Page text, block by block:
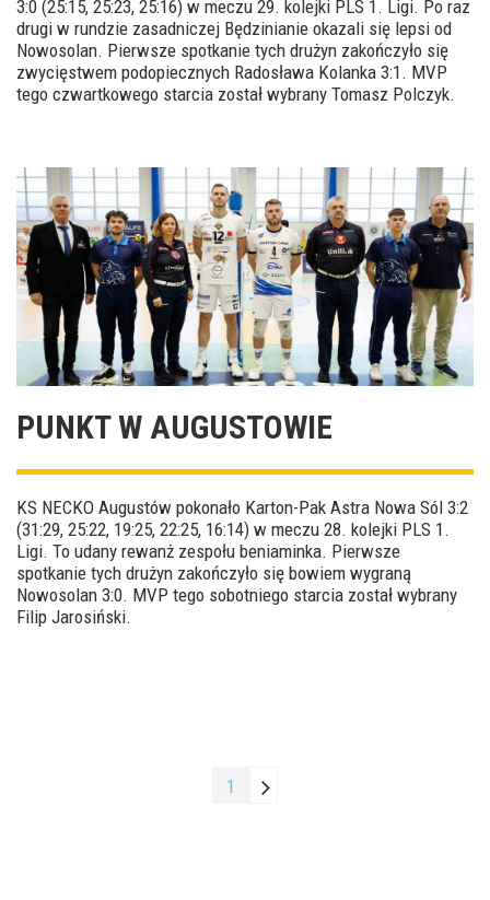
3:0 (25:15, 25:23, 25:16) w meczu 29. kolejki PLS 1. Ligi. Po raz
drugi w rundzie zasadniczej Będzinianie okazali się lepsi od
Nowosolan. Pierwsze spotkanie tych drużyn zakończyło się
zwycięstwem podopiecznych Radosława Kolanka 3:1. MVP
tego czwartkowego starcia został wybrany Tomasz Polczyk.
PUNKT W AUGUSTOWIE
KS NECKO Augustów pokonało Karton-Pak Astra Nowa Sól 3:2
(31:29, 25:22, 19:25, 22:25, 16:14) w meczu 28. kolejki PLS 1.
Ligi. To udany rewanż zespołu beniaminka. Pierwsze
spotkanie tych drużyn zakończyło się bowiem wygraną
Nowosolan 3:0. MVP tego sobotniego starcia został wybrany
Filip Jarosiński.
1